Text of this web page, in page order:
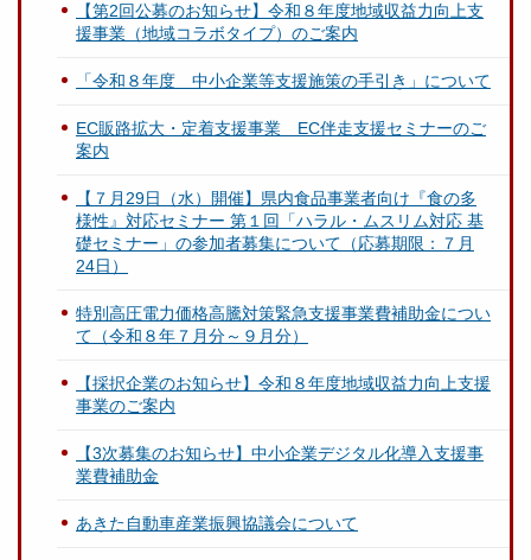
【第2回公募のお知らせ】令和８年度地域収益力向上支
援事業（地域コラボタイプ）のご案内
「令和８年度 中小企業等支援施策の手引き」について
EC販路拡大・定着支援事業 EC伴走支援セミナーのご
案内
【７月29日（水）開催】県内食品事業者向け『食の多
様性』対応セミナー 第１回「ハラル・ムスリム対応 基
礎セミナー」の参加者募集について（応募期限：７月
24日）
特別高圧電力価格高騰対策緊急支援事業費補助金につい
て（令和８年７月分～９月分）
【採択企業のお知らせ】令和８年度地域収益力向上支援
事業のご案内
【3次募集のお知らせ】中小企業デジタル化導入支援事
業費補助金
あきた自動車産業振興協議会について